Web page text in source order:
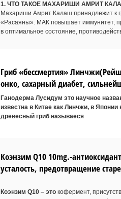
1. ЧТО ТАКОЕ МАХАРИШИ АМРИТ
Махариши Амрит Калаш принадлежит к
«Расаяны». МАК повышает иммунитет,
в оптимальное состояние,
Гриб «бессмертия»
онко, сахарный диабет,
Ганодерма Лусидум это научное
известна в Китае как Линчжи, в
древесный гриб называеся
Коэнзим Q10 10mg.-
усталость, предотвращение
Коэнзим Q10 – это кофермент,